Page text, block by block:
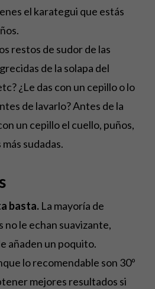
el karategui que estás
restos de sudor de las
de la solapa del
¿Le das con un cepillo o lo
de lavarlo? Antes de la
un cepillo el cuello, puños,
sudadas.
basta.La mayoría de
le echan suavizante,
añaden un poquito.
lo recomendable son 30º
mejores resultados si